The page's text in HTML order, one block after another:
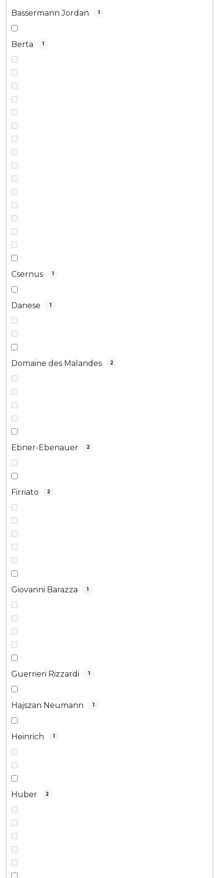
Bassermann Jordan 1
Berta 1
Csernus 1
Danese 1
Domaine des Malandes 2
Ebner-Ebenauer 2
Firriato 2
Giovanni Barazza 1
Guerrieri Rizzardi 1
Hajszan Neumann 1
Heinrich 1
Huber 2